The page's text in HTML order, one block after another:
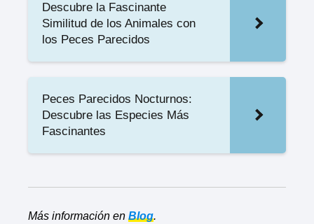
Descubre la Fascinante
Similitud de los Animales con
los Peces Parecidos
Peces Parecidos Nocturnos:
Descubre las Especies Más
Fascinantes
Más información en Blog.